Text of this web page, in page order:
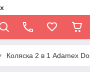
Коляска 2 в 1 Adamex